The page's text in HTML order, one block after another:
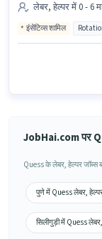
लेबर, हेल्पर में 0 - 6
इंसेंटिव्स शामिल
JobHai.com पर
Quess के लेबर, हेल्पर जॉब्स
पुणे में Quess लेबर,
सिलीगुड़ी में Quess